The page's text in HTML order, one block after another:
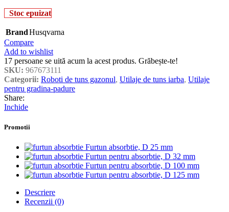
Stoc epuizat
BrandHusqvarna
Compare
Add to wishlist
17 persoane se uită acum la acest produs. Grăbește-te!
SKU: 967673111
Categorii: Roboti de tuns gazonul, Utilaje de tuns iarba, Utilaje
pentru gradina-padure
Share:
Inchide
Promotii
Furtun absorbtie, D 25 mm
Furtun pentru absorbtie, D 32 mm
Furtun pentru absorbtie, D 100 mm
Furtun pentru absorbtie, D 125 mm
Descriere
Recenzii (0)